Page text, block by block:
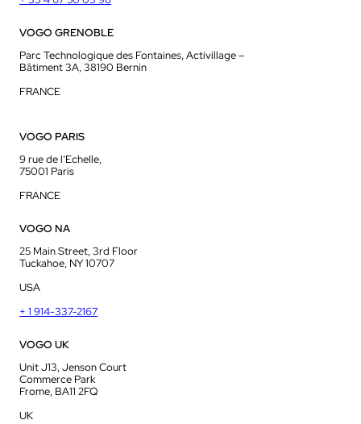
VOGO GRENOBLE
Parc Technologique des Fontaines, Activillage –
Bâtiment 3A, 38190 Bernin
FRANCE
VOGO PARIS
9 rue de l’Echelle,
75001 Paris
FRANCE
VOGO NA
25 Main Street, 3rd Floor
Tuckahoe, NY 10707
USA
+ 1 914-337-2167
VOGO UK
Unit J13, Jenson Court
Commerce Park
Frome, BA11 2FQ
UK